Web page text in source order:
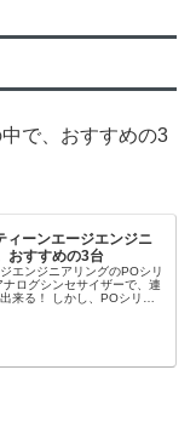
で、おすすめの3
ーンエージエンジニ
おすすめの3台
エンジニアリングのPOシリ
ログシンセサイザーで、連
来る！ しかし、POシリー